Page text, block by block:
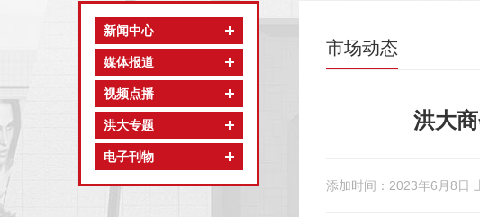
新闻中心
媒体报道
视频点播
洪大专题
电子刊物
市场动态
洪大
添加时间：2023年6月8日